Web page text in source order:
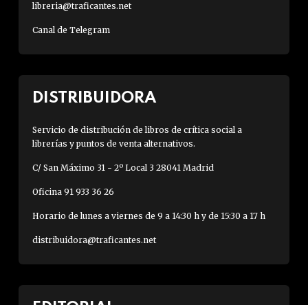
libreria@traficantes.net
Canal de Telegram
DISTRIBUIDORA
Servicio de distribución de libros de crítica social a
librerías y puntos de venta alternativos.
C/ San Máximo 31 - 2º Local 3 28041 Madrid
Oficina 91 933 36 26
Horario de lunes a viernes de 9 a 14:30 h y de 15:30 a 17 h
distribuidora@traficantes.net